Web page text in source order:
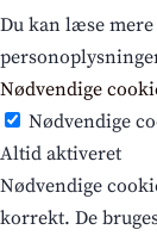
Du kan læse
Nødvendige
Nødvendige
Altid aktiveret
Nødvendige
korrekt. De